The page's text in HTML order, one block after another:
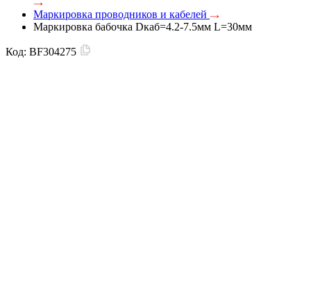
Маркировка проводников и кабелей
Маркировка бабочка Dкаб=4.2-7.5мм L=30мм
Код: BF304275